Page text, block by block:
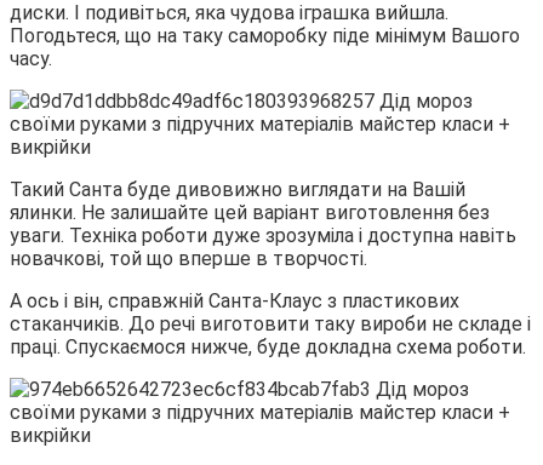
диски. І подивіться, яка чудова іграшка вийшла.
Погодьтеся, що на таку саморобку піде мінімум Вашого
часу.
Такий Санта буде дивовижно виглядати на Вашій
ялинки. Не залишайте цей варіант виготовлення без
уваги. Техніка роботи дуже зрозуміла і доступна навіть
новачкові, той що вперше в творчості.
А ось і він, справжній Санта-Клаус з пластикових
стаканчиків. До речі виготовити таку вироби не складе і
праці. Спускаємося нижче, буде докладна схема роботи.